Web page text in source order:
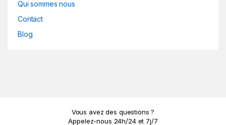
Qui sommes nous
Contact
Blog
Vous avez des questions ?
Appelez-nous 24h/24 et 7j/7